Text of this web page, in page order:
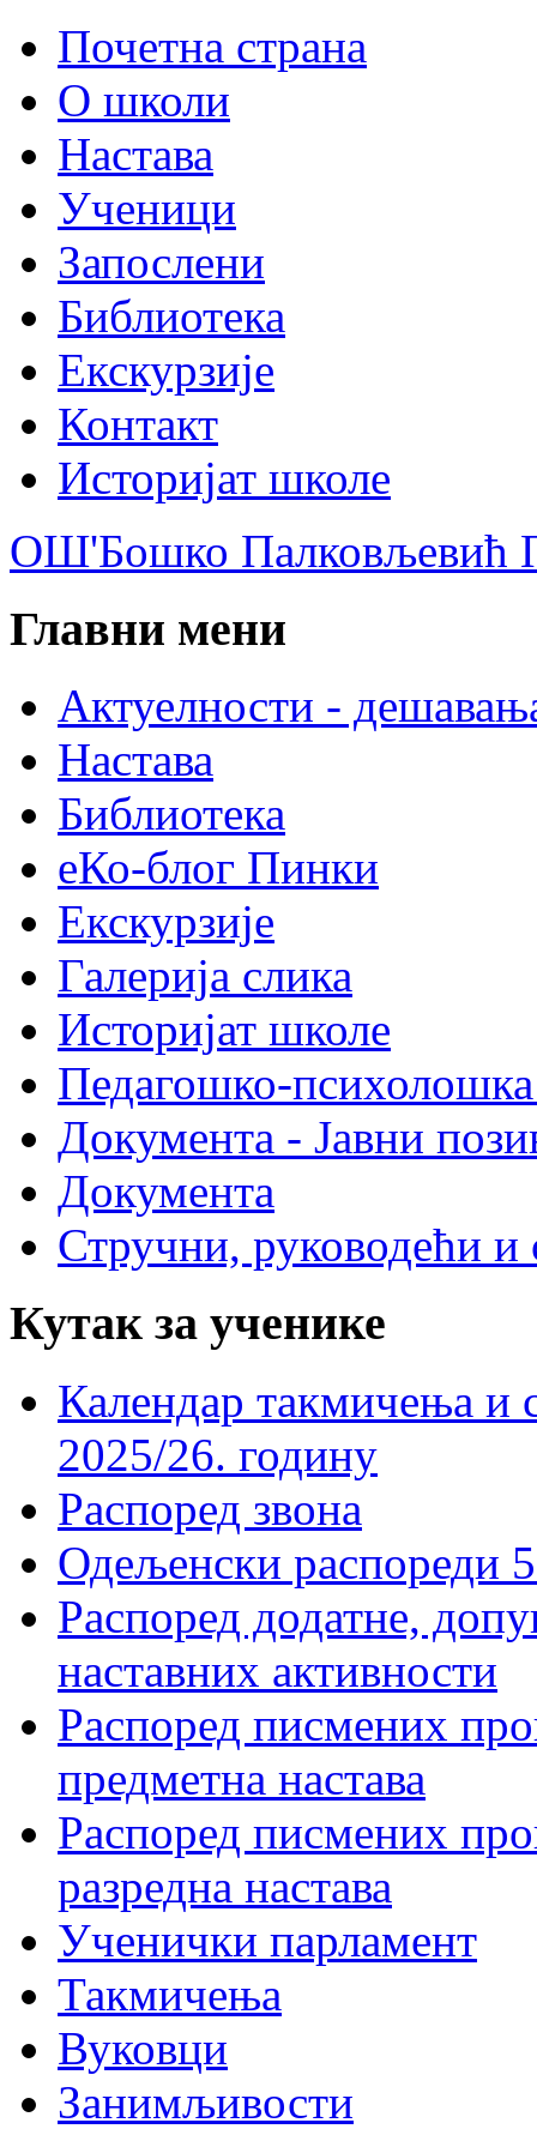
Почетна страна
О школи
Настава
Ученици
Запослени
Библиотека
Екскурзије
Контакт
Историјат школе
ОШ'Бошко Палковљевић
Главни мени
Актуелности -
Настава
Библиотека
еКо-блог Пинки
Екскурзије
Галерија слика
Историјат школе
Педагошко-психолошка
Документа - Јавни
Документа
Стручни, руководећи и
Кутак за ученике
Календар такмичења
2025/26. годину
Распоред звона
Одељенски распореди
Распоред додатне,
наставних активности
Распоред писмених
предметна настава
Распоред писмених
разредна настава
Ученички парламент
Такмичења
Вуковци
Занимљивости